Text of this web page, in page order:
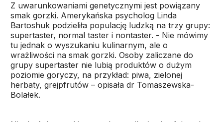
Z uwarunkowaniami genetycznymi jest powiązany
smak gorzki. Amerykańska psycholog Linda
Bartoshuk podzieliła populację ludzką na trzy grupy:
supertaster, normal taster i nontaster. - Nie mówimy
tu jednak o wyszukaniu kulinarnym, ale o
wrażliwości na smak gorzki. Osoby zaliczane do
grupy supertaster nie lubią produktów o dużym
poziomie goryczy, na przykład: piwa, zielonej
herbaty, grejpfrutów – opisała dr Tomaszewska-
Bolałek.